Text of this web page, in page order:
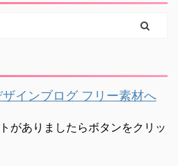
がありましたらボタンをクリッ